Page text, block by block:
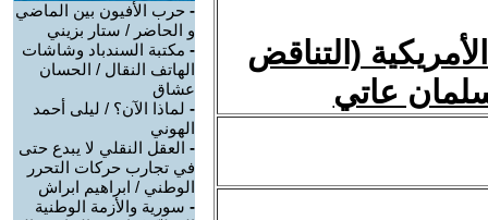
(التناقض
عاتي
- حرب الأفيون بين الماضي
و الحاضر / ستار بزيني
- مكتبة السندباد وشاشات
الهاتف النقال / الحسان
عشاق
- لماذا الآن؟ / ليلى أحمد
الهوني
- العقل النقلي لا يبدع حتى
في تجارب حركات التحرر
الوطني / ابراهيم ابراش
- سورية والأزمة الوطنية